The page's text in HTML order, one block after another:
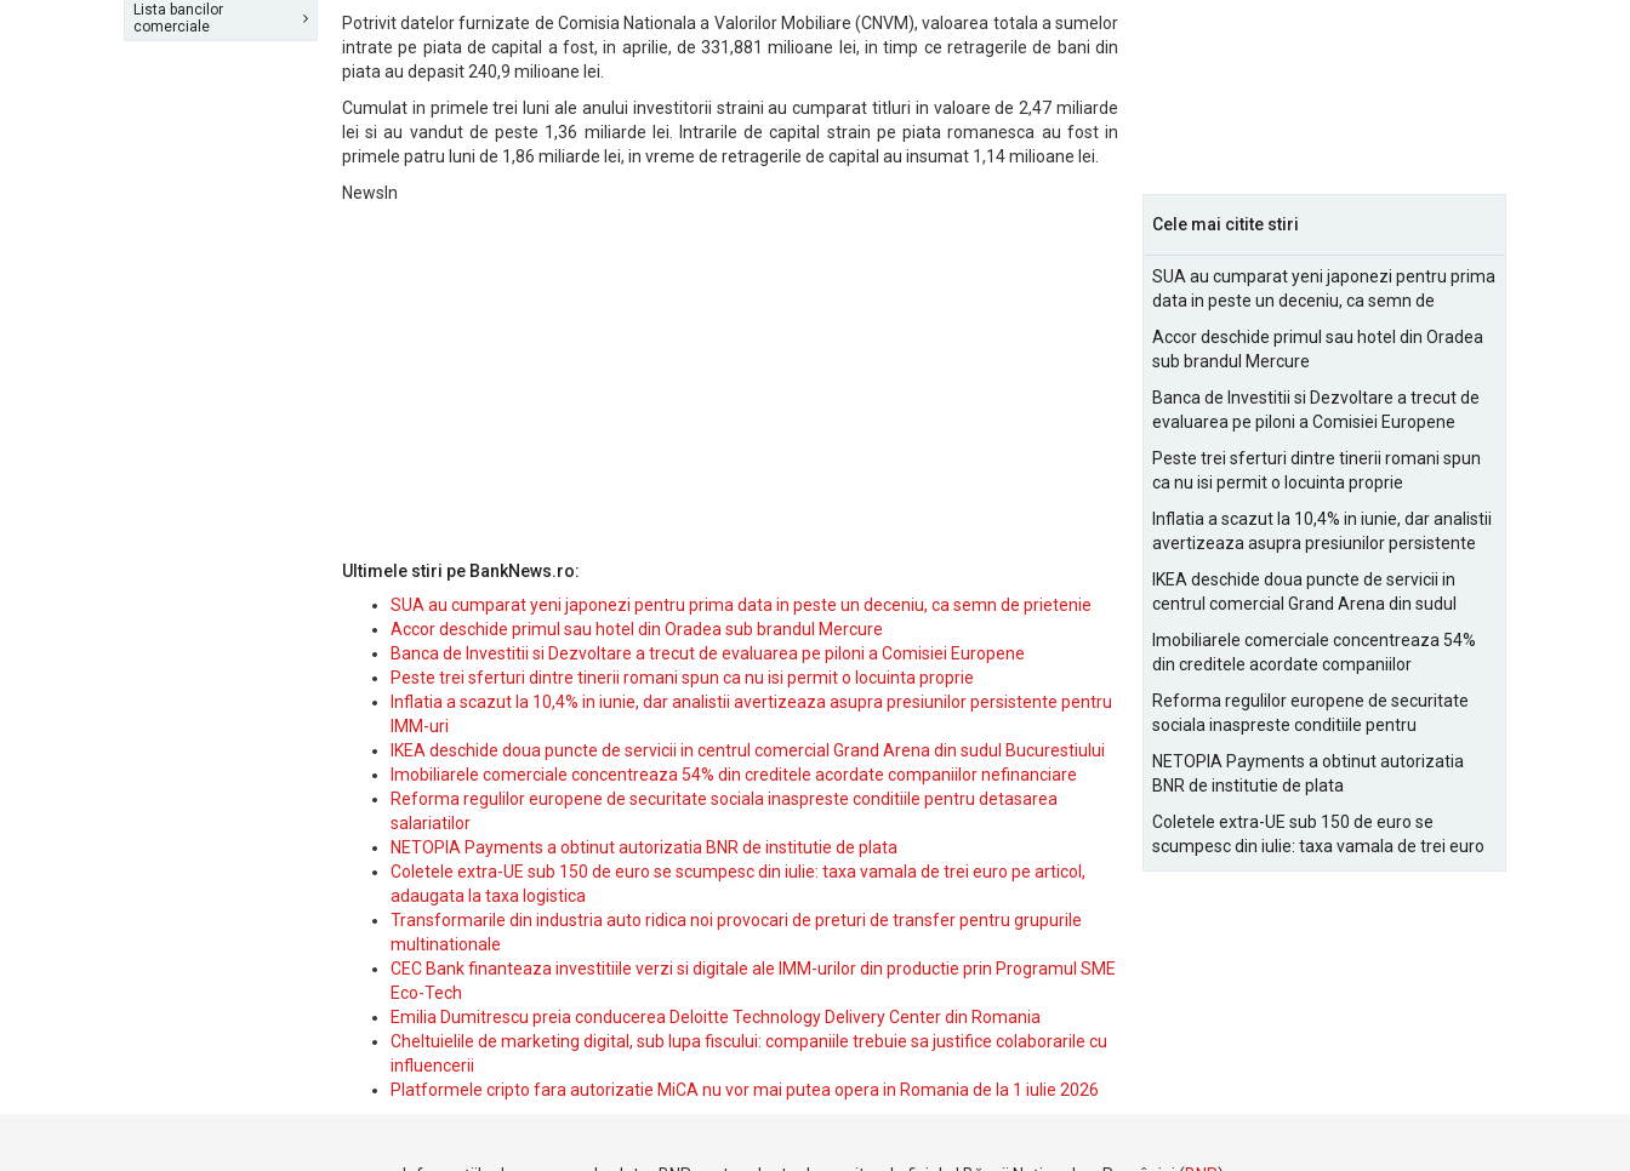
Lista bancilor
comerciale
Potrivit datelor furnizate de Comisia Nationala a Valorilor Mobiliare (CNVM), valoarea totala a sumelor
intrate pe piata de capital a fost, in aprilie, de 331,881 milioane lei, in timp ce retragerile de bani din
piata au depasit 240,9 milioane lei.
Cumulat in primele trei luni ale anului investitorii straini au cumparat titluri in valoare de 2,47 miliarde
lei si au vandut de peste 1,36 miliarde lei. Intrarile de capital strain pe piata romanesca au fost in
primele patru luni de 1,86 miliarde lei, in vreme de retragerile de capital au insumat 1,14 milioane lei.
NewsIn
Ultimele stiri pe BankNews.ro:
SUA au cumparat yeni japonezi pentru prima data in peste un deceniu, ca semn de prietenie
Accor deschide primul sau hotel din Oradea sub brandul Mercure
Banca de Investitii si Dezvoltare a trecut de evaluarea pe piloni a Comisiei Europene
Peste trei sferturi dintre tinerii romani spun ca nu isi permit o locuinta proprie
Inflatia a scazut la 10,4% in iunie, dar analistii avertizeaza asupra presiunilor persistente pentru
IMM-uri
IKEA deschide doua puncte de servicii in centrul comercial Grand Arena din sudul Bucurestiului
Imobiliarele comerciale concentreaza 54% din creditele acordate companiilor nefinanciare
Reforma regulilor europene de securitate sociala inaspreste conditiile pentru detasarea
salariatilor
NETOPIA Payments a obtinut autorizatia BNR de institutie de plata
Coletele extra-UE sub 150 de euro se scumpesc din iulie: taxa vamala de trei euro pe articol,
adaugata la taxa logistica
Transformarile din industria auto ridica noi provocari de preturi de transfer pentru grupurile
multinationale
CEC Bank finanteaza investitiile verzi si digitale ale IMM-urilor din productie prin Programul SME
Eco-Tech
Emilia Dumitrescu preia conducerea Deloitte Technology Delivery Center din Romania
Cheltuielile de marketing digital, sub lupa fiscului: companiile trebuie sa justifice colaborarile cu
influencerii
Platformele cripto fara autorizatie MiCA nu vor mai putea opera in Romania de la 1 iulie 2026
Cele mai citite stiri
SUA au cumparat yeni japonezi pentru prima
data in peste un deceniu, ca semn de
Accor deschide primul sau hotel din Oradea
sub brandul Mercure
Banca de Investitii si Dezvoltare a trecut de
evaluarea pe piloni a Comisiei Europene
Peste trei sferturi dintre tinerii romani spun
ca nu isi permit o locuinta proprie
Inflatia a scazut la 10,4% in iunie, dar analistii
avertizeaza asupra presiunilor persistente
IKEA deschide doua puncte de servicii in
centrul comercial Grand Arena din sudul
Imobiliarele comerciale concentreaza 54%
din creditele acordate companiilor
Reforma regulilor europene de securitate
sociala inaspreste conditiile pentru
NETOPIA Payments a obtinut autorizatia
BNR de institutie de plata
Coletele extra-UE sub 150 de euro se
scumpesc din iulie: taxa vamala de trei euro
pe articol, adaugata la taxa logistica